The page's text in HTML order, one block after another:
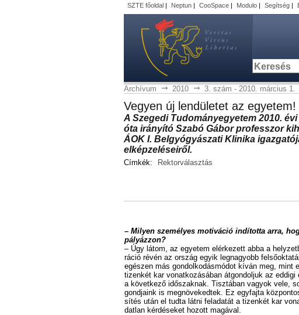
SZTE főoldal | Neptun | CooSpace | Modulo | Segítség |
Archívum 2010 3. szám - 2010. március 1.
Vegyen új lendületet az egyetem!
A Sze­ge­di Tu­do­mány­egye­tem 2010.
óta irá­nyí­tó Sza­bó Gá­bor pro­fes­­szor
ÁOK I. Bel­gyó­gyá­sza­ti Kli­ni­ka
el­kép­ze­lé­se­i­ről.
Címkék:
Rektorválasztás
– Mi­lyen sze­mé­lyes mo­ti­vá­ció in­dí­tot­ta ar­ra,
pá­lyáz­zon?
– Úgy lá­tom, az egye­tem el­ér­ke­zett ab­ba a
rá­ció ré­vén az or­szág egyik leg­na­gyobb
egé­szen más gon­dol­ko­dás­mó­dot kí­ván meg, mint
ti­zen­két kar vo­nat­ko­zá­sá­ban át­gon­dol­juk az
a kö­vet­ke­ző idő­szak­nak. Tisz­tá­ban va­gyok ve­le,
gond­ja­ink is meg­nö­ve­ked­tek. Ez egy­faj­ta
sí­tés után el tud­ta lát­ni fel­ada­tát a ti­zen­két kar
dat­lan kér­dé­se­ket ho­zott ma­gá­val.